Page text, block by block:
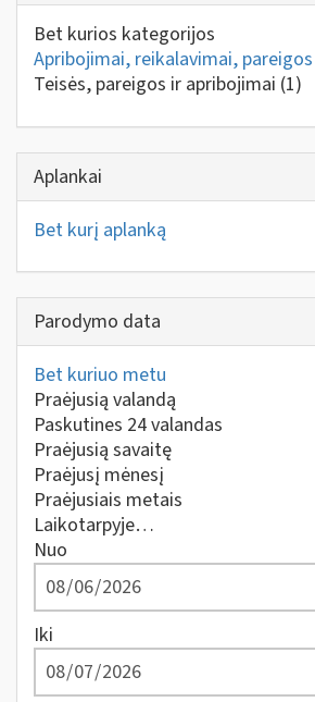
Bet kurios kategorijos
Apribojimai, reikalavimai, pareigos
Teisės, pareigos ir apribojimai (1)
Aplankai
Bet kurį aplanką
Parodymo data
Bet kuriuo metu
Praėjusią valandą
Paskutines 24 valandas
Praėjusią savaitę
Praėjusį mėnesį
Praėjusiais metais
Laikotarpyje…
Nuo
Iki